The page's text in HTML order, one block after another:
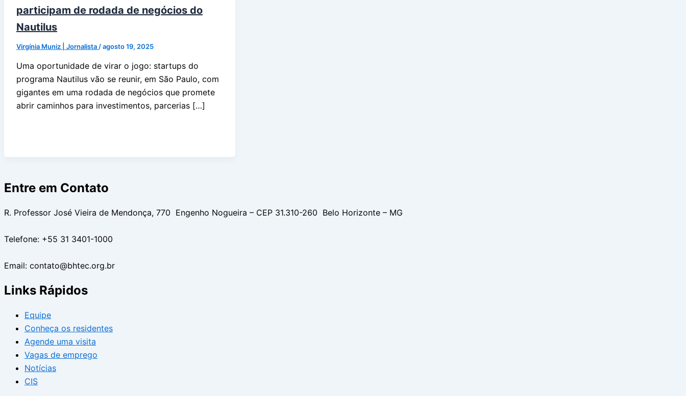
participam de rodada de negócios do
Nautilus
Virgínia Muniz | Jornalista /agosto 19, 2025
Uma oportunidade de virar o jogo: startups do
programa Nautilus vão se reunir, em São Paulo, com
gigantes em uma rodada de negócios que promete
abrir caminhos para investimentos, parcerias […]
Entre em Contato
R. Professor José Vieira de Mendonça, 770 Engenho Nogueira – CEP 31.310-260 Belo Horizonte – MG
Telefone: +55 31 3401-1000
Email: contato@bhtec.org.br
Links Rápidos
Equipe
Conheça os residentes
Agende uma visita
Vagas de emprego
Notícias
CIS